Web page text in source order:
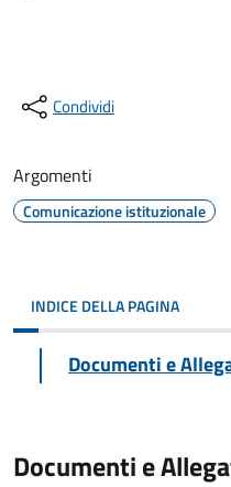
Condividi
Argomenti
Comunicazione istituzionale
INDICE DELLA PAGINA
Documenti e
Documenti e